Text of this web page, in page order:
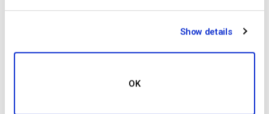
Show details
OK